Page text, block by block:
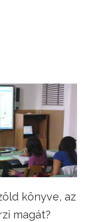
könyve, az
magát?